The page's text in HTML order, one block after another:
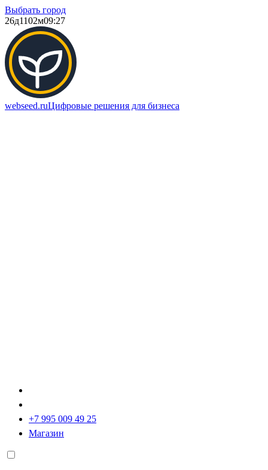
Выбрать город
26д1102м09:27
webseed.ruЦифровые решения для бизнеса
+7 995 009 49 25
Магазин